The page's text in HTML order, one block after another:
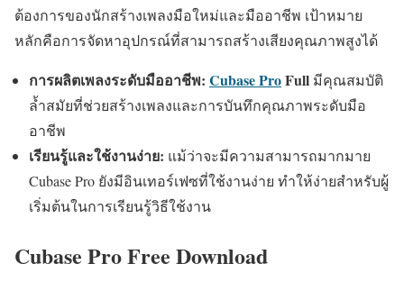
ต้องการของนักสร้างเพลงมือใหม่และมืออาชีพ เป้าหมาย
หลักคือการจัดหาอุปกรณ์ที่สามารถสร้างเสียงคุณภาพสูงได้
การผลิตเพลงระดับมืออาชีพ: Cubase ProFull มีคุณสมบัติ
ล้ำสมัยที่ช่วยสร้างเพลงและการบันทึกคุณภาพระดับมือ
อาชีพ
เรียนรู้และใช้งานง่าย: แม้ว่าจะมีความสามารถมากมาย
Cubase Pro ยังมีอินเทอร์เฟซที่ใช้งานง่าย ทำให้ง่ายสำหรับผู้
เริ่มต้นในการเรียนรู้วิธีใช้งาน
Cubase Pro Free Download